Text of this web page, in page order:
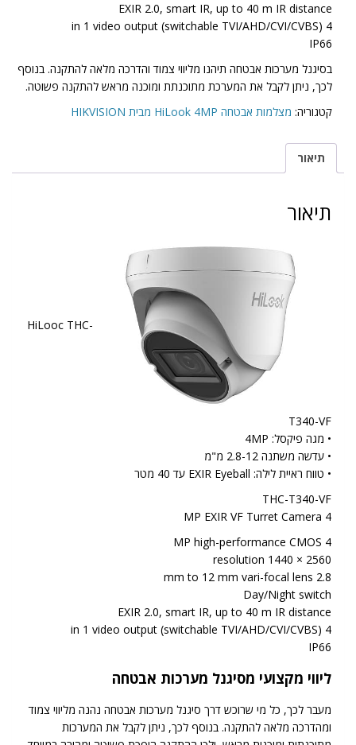
EXIR 2.0, smart IR, up to 40 m IR distance
4 in 1 video output (switchable TVI/AHD/CVI/CVBS)
IP66
בסיגנל מערכות אבטחה תיהנו מליווי צמוד והדרכה מלאה להתקנה. בנוסף
לכך, ניתן לקבל את המערכת מתוכנתת ומוכנה מראש להתקנה פשוטה.
קטגוריה: מצלמות אבטחה HiLook 4MP מבית HIKVISION
תיאור
תיאור
HiLooc THC-
T340-VF
• מגה פיקסל: 4MP
• עדשה משתנה 2.8-12 מ"מ
• טווח ראיית לילה: EXIR Eyeball עד 40 מטר
THC-T340-VF
4 MP EXIR VF Turret Camera
4 MP high-performance CMOS
2560 × 1440 resolution
2.8 mm to 12 mm vari-focal lens
Day/Night switch
EXIR 2.0, smart IR, up to 40 m IR distance
4 in 1 video output (switchable TVI/AHD/CVI/CVBS)
IP66
ליווי מקצועי מסיגנל מערכות אבטחה
מעבר לכך, כל מי שרוכש דרך סיגנל מערכות אבטחה נהנה מליווי צמוד
ומהדרכה מלאה להתקנה. בנוסף לכך, ניתן לקבל את המערכות